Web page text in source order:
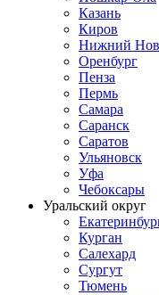
Казань
Киров
Нижний
Оренбург
Пенза
Пермь
Самара
Саранск
Саратов
Ульяновск
Уфа
Чебоксары
Уральский округ
Курган
Салехард
Сургут
Тюмень